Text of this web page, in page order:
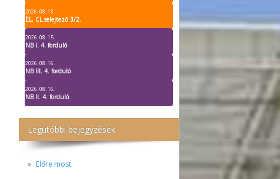
2026. 08. 13.
EL, CL selejtező 3/2.
2026. 08. 15.
NB I. 4. forduló
2026. 08. 16.
NB III. 4. forduló
2026. 08. 16.
NB II. 4. forduló
Legutóbbi bejegyzések
Előre most